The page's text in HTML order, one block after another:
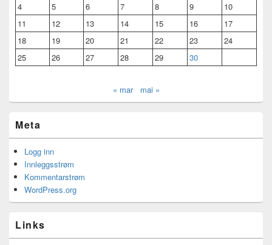
4
5 6 7 8 9
10
11
12 13 14 15 16
17
18
19 20 21 22 23
24
25
26 27 28 29 30
« mar mai »
Meta
Logg inn
Innleggsstrøm
Kommentarstrøm
WordPress.org
Links